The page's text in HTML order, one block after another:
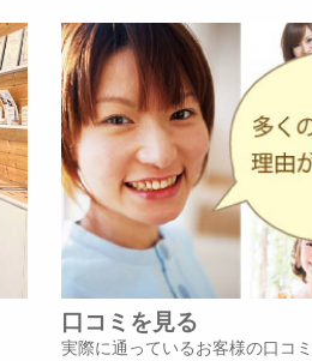
口コミを見る
実際に通っているお客様の口コ